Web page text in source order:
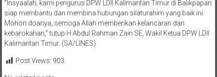
“Insyaalah, kami pengurus DPW LDII Kalimantan Timur di Balikpapan
siap membantu dan membina hubungan silaturahim yang baik ini.
Mohon doanya, semoga Allah memberikan kelancaran dan
kebarokahan,” tutup H Abdul Rahman Zain SE, Wakil Ketua DPW LDII
Kalimantan Timur. (SA/LINES)
Post Views: 903